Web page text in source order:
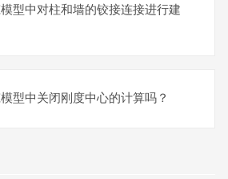
型中对柱和墙的铰接连接进行建
型中关闭刚度中心的计算吗？